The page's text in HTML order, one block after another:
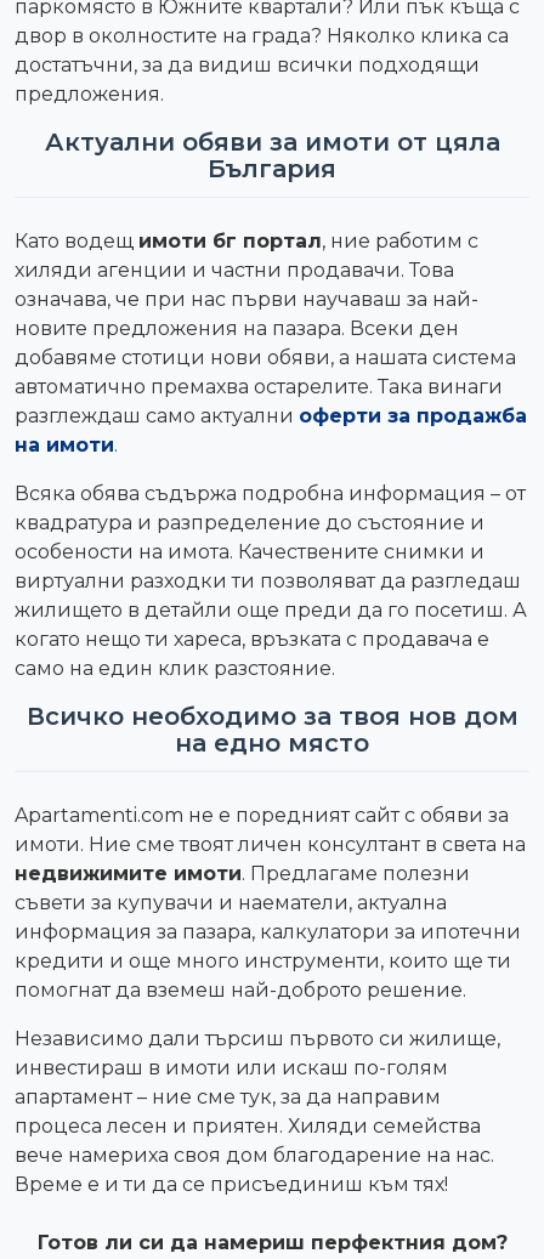
паркомясто в Южните квартали? Или пък къща с
двор в околностите на града? Няколко клика са
достатъчни, за да видиш всички подходящи
предложения.
Актуални обяви за имоти от цяла
България
Като водещ имоти бг портал, ние работим с
хиляди агенции и частни продавачи. Това
означава, че при нас първи научаваш за най-
новите предложения на пазара. Всеки ден
добавяме стотици нови обяви, а нашата система
автоматично премахва остарелите. Така винаги
разглеждаш само актуални оферти за продажба
на имоти.
Всяка обява съдържа подробна информация – от
квадратура и разпределение до състояние и
особености на имота. Качествените снимки и
виртуални разходки ти позволяват да разгледаш
жилището в детайли още преди да го посетиш. А
когато нещо ти хареса, връзката с продавача е
само на един клик разстояние.
Всичко необходимо за твоя нов дом
на едно място
Apartamenti.com не е поредният сайт с обяви за
имоти. Ние сме твоят личен консултант в света на
недвижимите имоти. Предлагаме полезни
съвети за купувачи и наематели, актуална
информация за пазара, калкулатори за ипотечни
кредити и още много инструменти, които ще ти
помогнат да вземеш най-доброто решение.
Независимо дали търсиш първото си жилище,
инвестираш в имоти или искаш по-голям
апартамент – ние сме тук, за да направим
процеса лесен и приятен. Хиляди семейства
вече намериха своя дом благодарение на нас.
Време е и ти да се присъединиш към тях!
Готов ли си да намериш перфектния дом?